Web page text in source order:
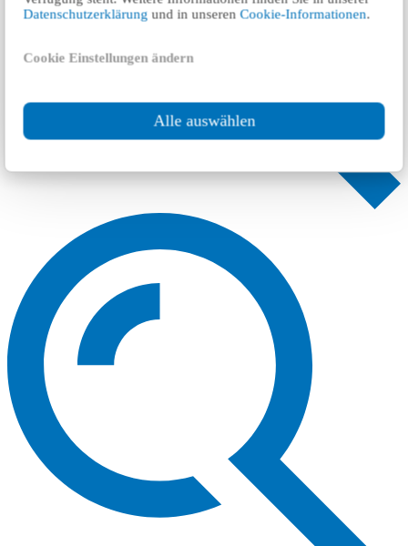
Datenschutzerklärung und in unserenCookie-Informationen.
Cookie Einstellungen ändern
Alle auswählen